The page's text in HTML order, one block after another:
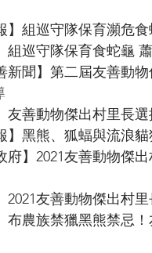
展覽
報導
】組巡守隊保育瀕危
組巡守隊保育食蛇龜
新聞】第二屆友善動
友善動物傑出村里長
】黑熊、狐蝠與流浪
府】2021友善動物傑
2021友善動物傑出村
布農族禁獵黑熊禁忌